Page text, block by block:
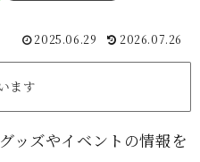
2025.06.29 2026.07.26
ます
ッズやイベントの情報を